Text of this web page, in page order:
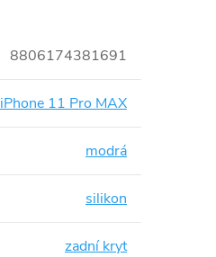
8806174381691
iPhone 11 Pro MAX
modrá
silikon
zadní kryt